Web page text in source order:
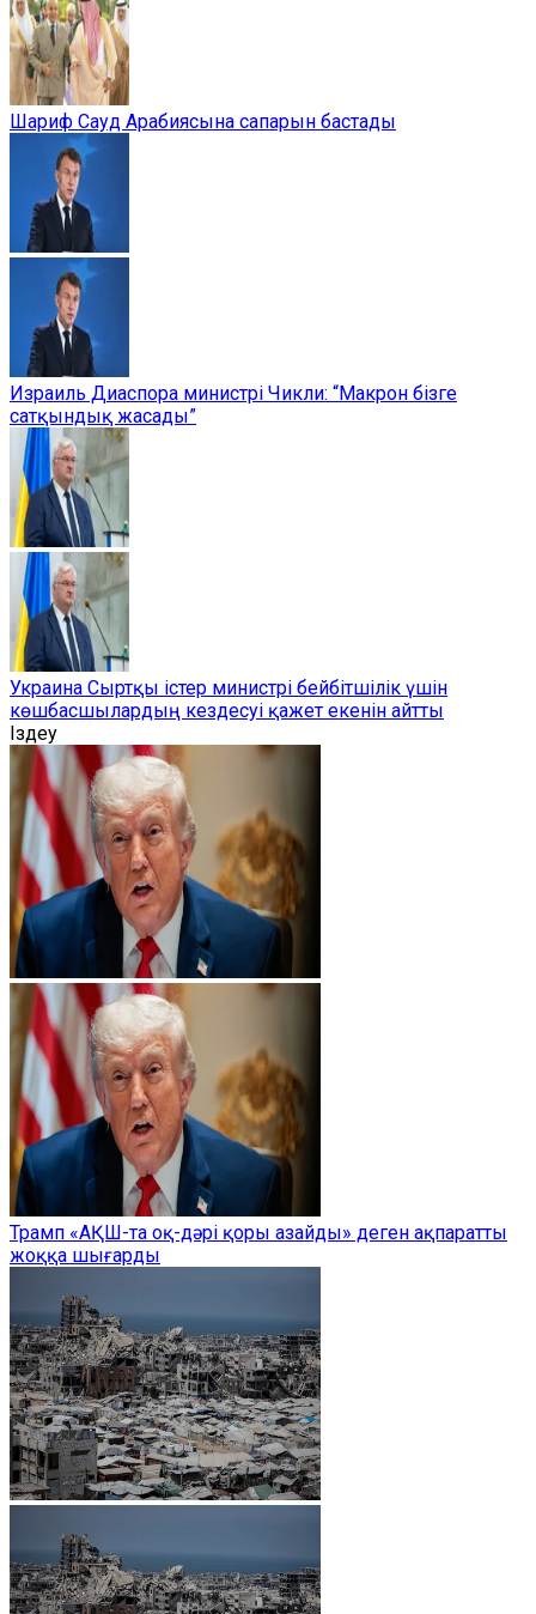
Шариф Сауд Арабиясына сапарын бастады
Израиль Диаспора министрі Чикли: “Макрон бізге
сатқындық жасады”
Украина Сыртқы істер министрі бейбітшілік үшін
көшбасшылардың кездесуі қажет екенін айтты
Іздеу
Трамп «АҚШ-та оқ-дәрі қоры азайды» деген ақпаратты
жоққа шығарды